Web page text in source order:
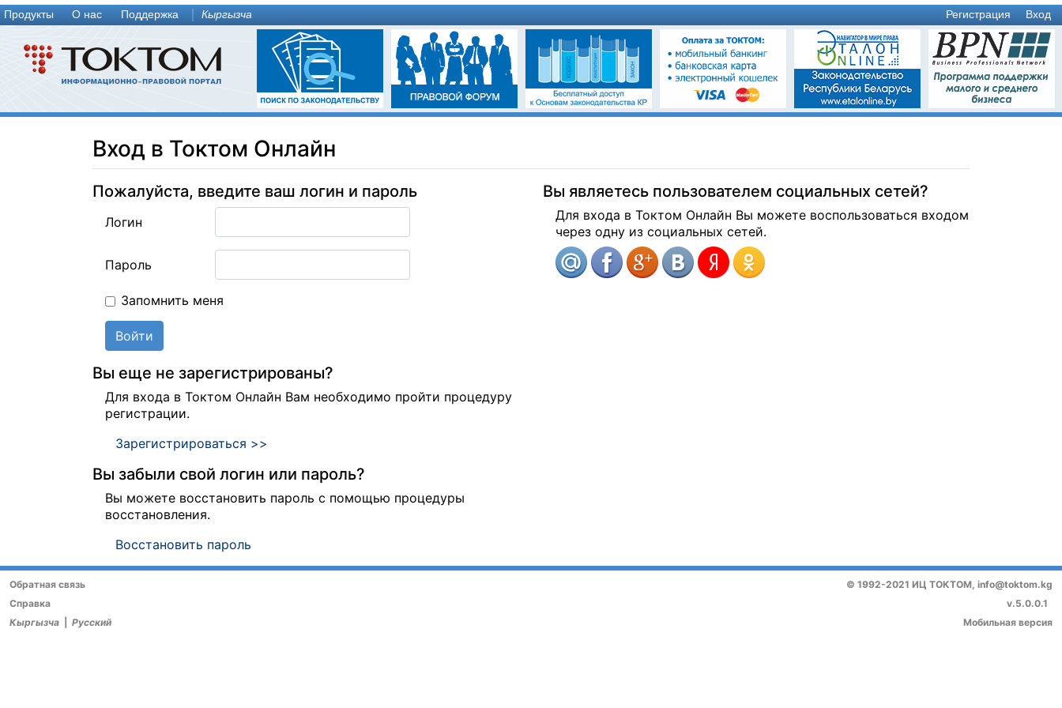
Продукты О нас Поддержка Кыргызча Вход
Регистрация
Вход в Токтом Онлайн
Пожалуйста, введите ваш логин и пароль
Логин
Пароль
Запомнить меня
Войти
Вы еще не зарегистрированы?
Для входа в Токтом Онлайн Вам необходимо пройти процедуру
регистрации.
Зарегистрироваться >>
Вы забыли свой логин или пароль?
Вы можете восстановить пароль с помощью процедуры
восстановления.
Восстановить пароль
Вы являетесь пользователем социальных сетей?
Для входа в Токтом Онлайн Вы можете воспользоваться входом
через одну из социальных сетей.
© 1992-2021 ИЦ ТОКТОМ, info@toktom.kg
v.5.0.0.1
Мобильная версия
Обратная связь
Справка
Кыргызча
Русский